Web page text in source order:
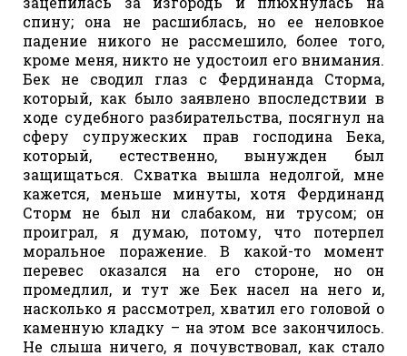
спину; она не расшиблась, но ее неловкое
падение никого не рассмешило, более того,
кроме меня, никто не удостоил его внимания.
Бек не сводил глаз с Фердинанда Сторма,
который, как было заявлено впоследствии в
ходе судебного разбирательства, посягнул на
сферу супружеских прав господина Бека,
который, естественно, вынужден был
защищаться. Схватка вышла недолгой, мне
кажется, меньше минуты, хотя Фердинанд
Сторм не был ни слабаком, ни трусом; он
проиграл, я думаю, потому, что потерпел
моральное поражение. В какой-то момент
перевес оказался на его стороне, но он
промедлил, и тут же Бек насел на него и,
насколько я рассмотрел, хватил его головой о
каменную кладку – на этом все закончилось.
Не слыша ничего, я почувствовал, как стало